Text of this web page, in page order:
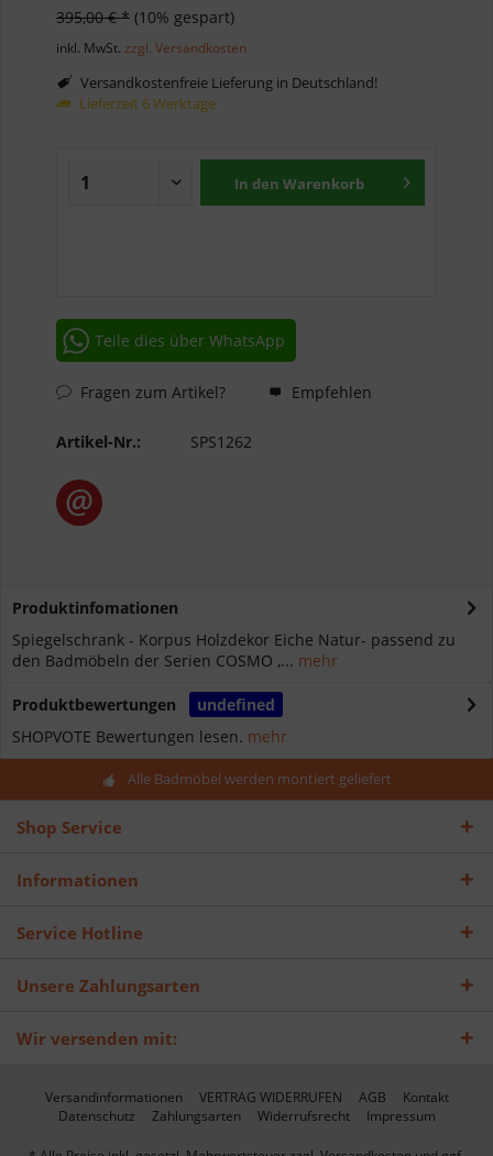
395,00 € * (10% gespart)
inkl. MwSt. zzgl. Versandkosten
Versandkostenfreie Lieferung in Deutschland!
Lieferzeit 6 Werktage
In den Warenkorb
Teile dies über WhatsApp
Fragen zum Artikel? Empfehlen
Artikel-Nr.: SPS1262
Produktinfomationen
Spiegelschrank - Korpus Holzdekor Eiche Natur- passend zu
den Badmöbeln der Serien COSMO ,... mehr
Produktbewertungen
undefined
SHOPVOTE Bewertungen lesen. mehr
Alle Badmöbel werden montiert geliefert
Shop Service
Informationen
Service Hotline
Unsere Zahlungsarten
Wir versenden mit:
Versandinformationen VERTRAG WIDERRUFEN AGB
Kontakt
Datenschutz
Zahlungsarten Widerrufsrecht Impressum